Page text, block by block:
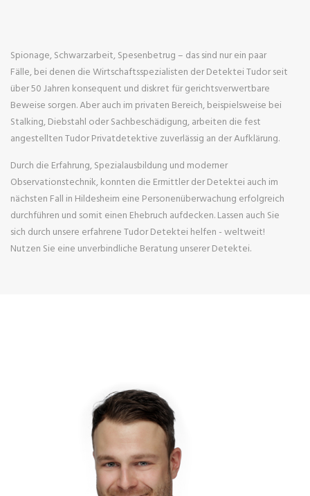
Spionage, Schwarzarbeit, Spesenbetrug – das sind nur ein paar
Fälle, bei denen die Wirtschaftsspezialisten der Detektei Tudor seit
über 50 Jahren konsequent und diskret für gerichtsverwertbare
Beweise sorgen. Aber auch im privaten Bereich, beispielsweise bei
Stalking, Diebstahl oder Sachbeschädigung, arbeiten die fest
angestellten Tudor Privatdetektive zuverlässig an der Aufklärung.
Durch die Erfahrung, Spezialausbildung und moderner
Observationstechnik, konnten die Ermittler der Detektei auch im
nächsten Fall in Hildesheim eine Personenüberwachung erfolgreich
durchführen und somit einen Ehebruch aufdecken. Lassen auch Sie
sich durch unsere erfahrene Tudor Detektei helfen - weltweit!
Nutzen Sie eine unverbindliche Beratung unserer Detektei.